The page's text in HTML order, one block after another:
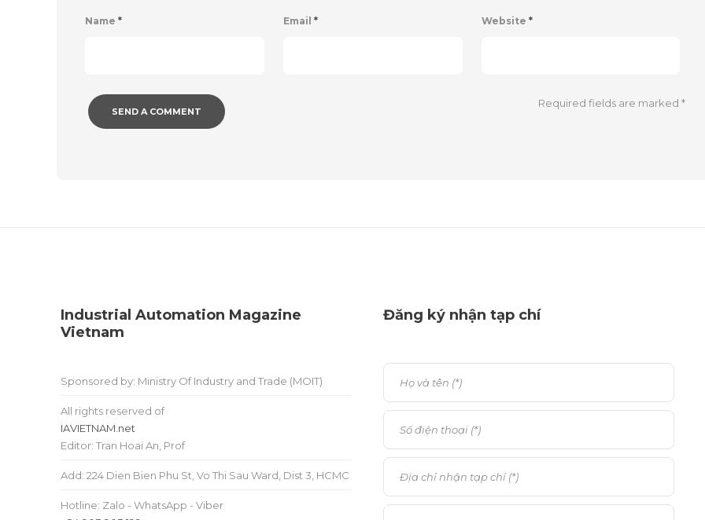
Name * Email * Website *
Required fields are marked*
Industrial Automation Magazine
Vietnam
Sponsored by: Ministry Of Industry and Trade (MOIT)
All rights reserved of
IAVIETNAM.net
Editor: Tran Hoai An, Prof
Add: 224 Dien Bien Phu St, Vo Thi Sau Ward, Dist 3, HCMC
Hotline: Zalo - WhatsApp - Viber
Đăng ký nhận tạp chí